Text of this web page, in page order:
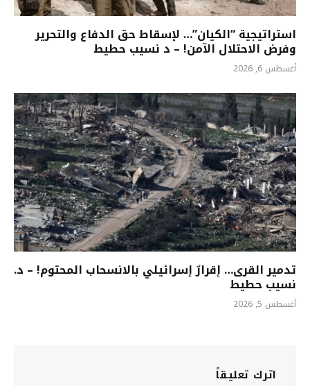
استراتيجية “الكيان”… لإسقاط حق الدفاع والتحرير
وفرض الاحتلال الآمن! – د نسيب حطيط
أغسطس 6, 2026
تدمير القرى… إقرارٌ إسرائيلي بالانسحاب المحتوم! – د.
نسيب حطيط
أغسطس 5, 2026
اترك تعليقاً